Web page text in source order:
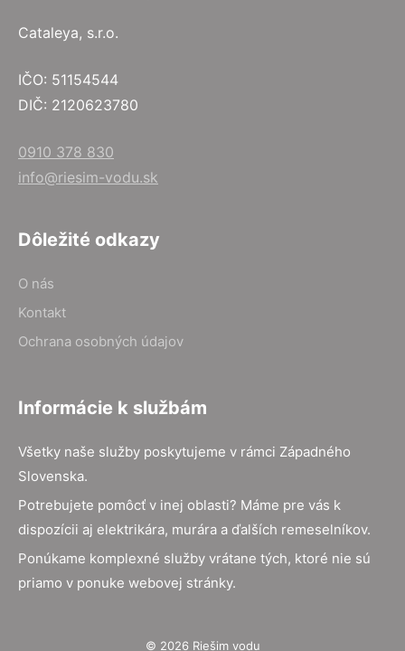
Cataleya, s.r.o.
IČO: 51154544
DIČ: 2120623780
0910 378 830
info@riesim-vodu.sk
Dôležité odkazy
O nás
Kontakt
Ochrana osobných údajov
Informácie k službám
Všetky naše služby poskytujeme v rámci Západného
Slovenska.
Potrebujete pomôcť v inej oblasti? Máme pre vás k
dispozícii aj elektrikára, murára a ďalších remeselníkov.
Ponúkame komplexné služby vrátane tých, ktoré nie sú
priamo v ponuke webovej stránky.
© 2026 Riešim vodu